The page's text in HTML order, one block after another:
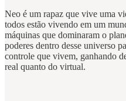
Neo é um rapaz que vive uma
todos estão vivendo em um
máquinas que dominaram o
poderes dentro desse universo
controle que vivem, ganhando
real quanto do virtual.